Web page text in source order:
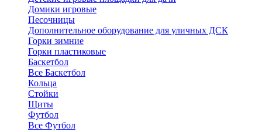
Домики игровые
Песочницы
Дополнительное оборудование для уличных ДСК
Горки зимние
Горки пластиковые
Баскетбол
Все Баскетбол
Кольца
Стойки
Щиты
Футбол
Все Футбол